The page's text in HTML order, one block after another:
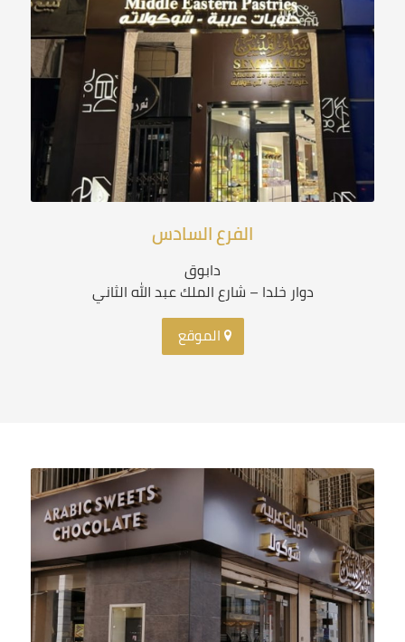
الفرع السادس
دابوق
دوار خلدا – شارع الملك عبد الله الثاني
الموقع